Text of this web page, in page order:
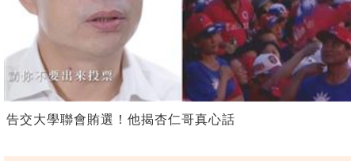
告交大學聯會賄選！他揭杏仁哥真心話